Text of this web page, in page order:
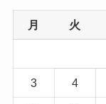
月 火
3 4